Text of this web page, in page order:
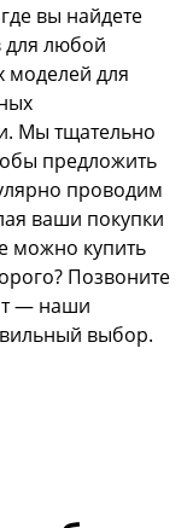
вы найдете
для любой
моделей для
Мы тщательно
предложить
проводим
ваши покупки
можно купить
Позвоните
— наши
выбор.